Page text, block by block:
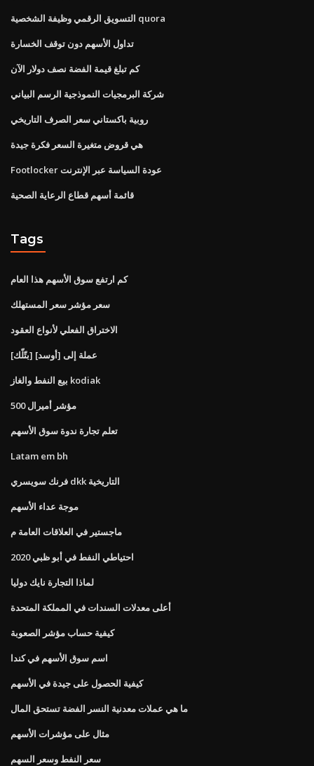
التسويق الرقمي وظيفة الشخصية quora
تداول الأسهم دون توقف الخسارة
كم تبلغ قيمة الفضة نصف دولار الآن
شركة البرمجيات النموذجية الرسم البياني
روبية باكستاني سعر الصرف التاريخي
هي قروض متغيرة السعر فكرة جيدة
Footlocker عودة السياسة عبر الإنترنت
قائمة أسهم قطاع الرعاية الصحية
Tags
كم ارتفع سوق الأسهم هذا العام
سعر مؤشر سعر المستهلك
الاختراق الفعلي لأنواع العقود
[بتّلّك] عملة إلى [أوسد]
بيع النفط والغاز kodiak
500 مؤشر أميرال
تعلم تجارة ندوة سوق الأسهم
Latam em bh
فرنك سويسري dkk التاريخية
موجة عداء الأسهم
ماجستير في العلاقات العامة م
احتياطي النفط في أبو ظبي 2020
لماذا التجارة نايك دوليا
أعلى معدلات السندات في المملكة المتحدة
كيفية حساب مؤشر الصعوبة
اسم سوق الأسهم في كندا
كيفية الحصول على جيدة في الأسهم
ما هي عملات معدنية النسر الفضة تستحق المال
مثال على مؤشرات الأسهم
سعر النفط وسعر السهم